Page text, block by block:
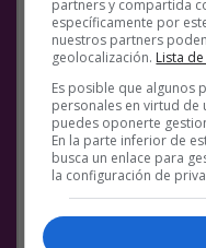
partners y compartida
específicamente por
nuestros partners
geolocalización. Lista
Es posible que algunos
personales en virtud de
puedes oponerte
En la parte inferior de
busca un enlace para
la configuración de